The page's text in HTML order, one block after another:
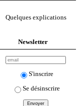
Quelques explications
Newsletter
S'inscrire
Se désinscrire